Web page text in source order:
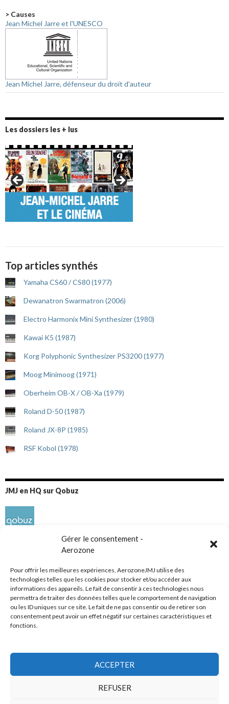
Gérer le consentement -
Aerozone
Pour offrir les meilleures expériences, AerozoneJMJ utilise des
technologies telles que les cookies pour stocker et/ou accéder aux
informations des appareils. Le fait de consentir à ces technologies nous
permettra de traiter des données telles que le comportement de navigation
ou les ID uniques sur ce site. Le fait de ne pas consentir ou de retirer son
consentement peut avoir un effet négatif sur certaines caractéristiques et
fonctions.
ACCEPTER
REFUSER
> Causes
Jean Michel Jarre et l'UNESCO
Jean Michel Jarre, défenseur du droit d'auteur
Les dossiers les + lus
Top articles synthés
Yamaha CS60 / CS80 (1977)
Dewanatron Swarmatron (2006)
Electro Harmonix Mini Synthesizer (1980)
Kawai K5 (1987)
Korg Polyphonic Synthesizer PS3200 (1977)
Moog Minimoog (1971)
Oberheim OB-X / OB-Xa (1979)
Roland D-50 (1987)
Roland JX-8P (1985)
RSF Kobol (1978)
JMJ en HQ sur Qobuz
Réseaux sociaux
© Mars 2006-Août 2026